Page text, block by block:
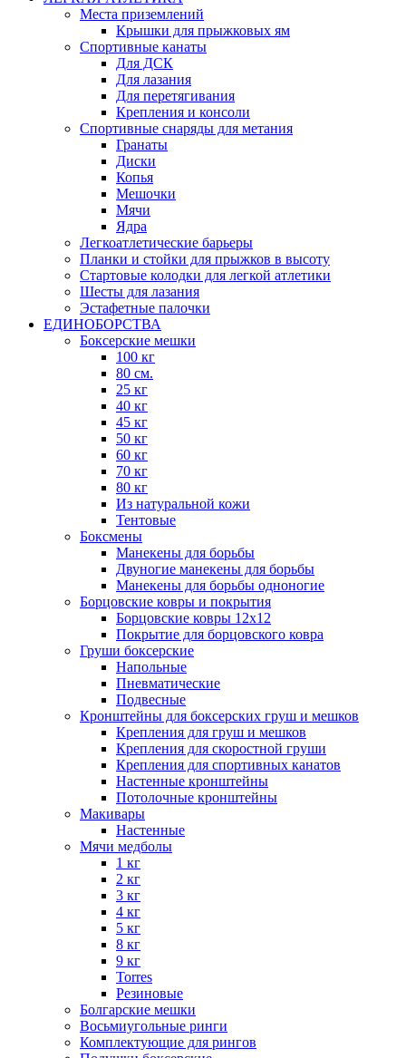
Места приземлений
Крышки для прыжковых ям
Спортивные канаты
Для ДСК
Для лазания
Для перетягивания
Крепления и консоли
Спортивные снаряды для метания
Гранаты
Диски
Копья
Мешочки
Мячи
Ядра
Легкоатлетические барьеры
Планки и стойки для прыжков в высоту
Стартовые колодки для легкой атлетики
Шесты для лазания
Эстафетные палочки
ЕДИНОБОРСТВА
Боксерские мешки
100 кг
80 см.
25 кг
40 кг
45 кг
50 кг
60 кг
70 кг
80 кг
Из натуральной кожи
Тентовые
Боксмены
Манекены для борьбы
Двуногие манекены для борьбы
Манекены для борьбы одноногие
Борцовские ковры и покрытия
Борцовские ковры 12х12
Покрытие для борцовского ковра
Груши боксерские
Напольные
Пневматические
Подвесные
Кронштейны для боксерских груш и мешков
Крепления для груш и мешков
Крепления для скоростной груши
Крепления для спортивных канатов
Настенные кронштейны
Потолочные кронштейны
Макивары
Настенные
Мячи медболы
1 кг
2 кг
3 кг
4 кг
5 кг
8 кг
9 кг
Torres
Резиновые
Болгарские мешки
Восьмиугольные ринги
Комплектующие для рингов